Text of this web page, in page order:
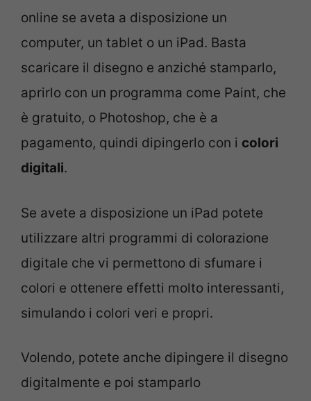
online se aveta a disposizione un
computer, un tablet o un iPad. Basta
scaricare il disegno e anziché stamparlo,
aprirlo con un programma come Paint, che
è gratuito, o Photoshop, che è a
pagamento, quindi dipingerlo con i colori
digitali.
Se avete a disposizione un iPad potete
utilizzare altri programmi di colorazione
digitale che vi permettono di sfumare i
colori e ottenere effetti molto interessanti,
simulando i colori veri e propri.
Volendo, potete anche dipingere il disegno
digitalmente e poi stamparlo